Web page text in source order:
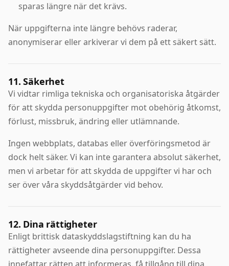
sparas längre när det krävs.
När uppgifterna inte längre behövs raderar,
anonymiserar eller arkiverar vi dem på ett säkert sätt.
11. Säkerhet
Vi vidtar rimliga tekniska och organisatoriska åtgärder
för att skydda personuppgifter mot obehörig åtkomst,
förlust, missbruk, ändring eller utlämnande.
Ingen webbplats, databas eller överföringsmetod är
dock helt säker. Vi kan inte garantera absolut säkerhet,
men vi arbetar för att skydda de uppgifter vi har och
ser över våra skyddsåtgärder vid behov.
12. Dina rättigheter
Enligt brittisk dataskyddslagstiftning kan du ha
rättigheter avseende dina personuppgifter. Dessa